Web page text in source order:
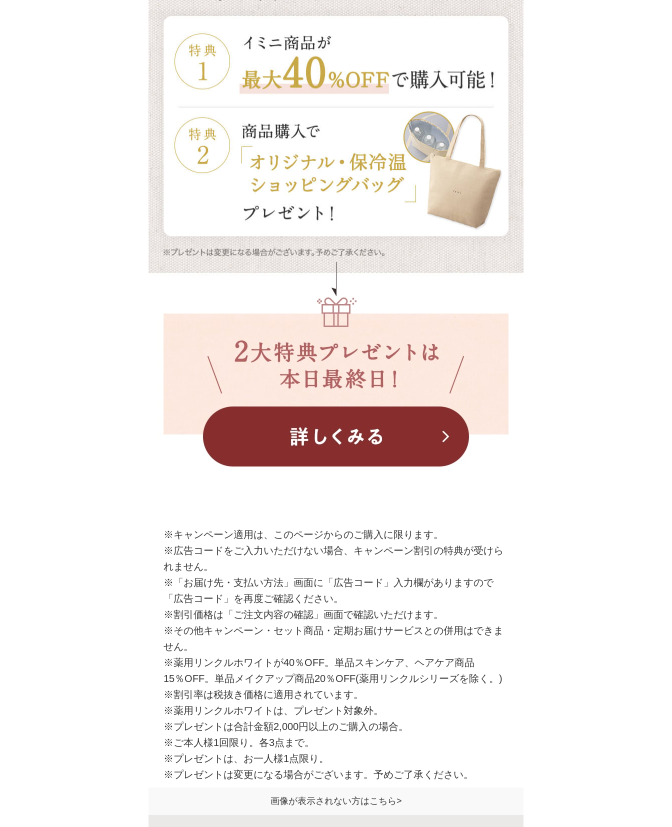
※キャンペーン適用は、このページからのご購入に限ります。
※広告コードをご入力いただけない場合、キャンペーン割引の特典が受けら
れません。
※「お届け先・支払い方法」画面に「広告コード」入力欄がありますので
「広告コード」を再度ご確認ください。
※割引価格は「ご注文内容の確認」画面で確認いただけます。
※その他キャンペーン・セット商品・定期お届けサービスとの併用はできま
せん。
※薬用リンクルホワイトが40％OFF。単品スキンケア、ヘアケア商品
15％OFF。単品メイクアップ商品20％OFF(薬用リンクルシリーズを除く。)
※割引率は税抜き価格に適用されています。
※薬用リンクルホワイトは、プレゼント対象外。
※プレゼントは合計金額2,000円以上のご購入の場合。
※ご本人様1回限り。各3点まで。
※プレゼントは、お一人様1点限り。
※プレゼントは変更になる場合がございます。予めご了承ください。
画像が表示されない方はこちら>